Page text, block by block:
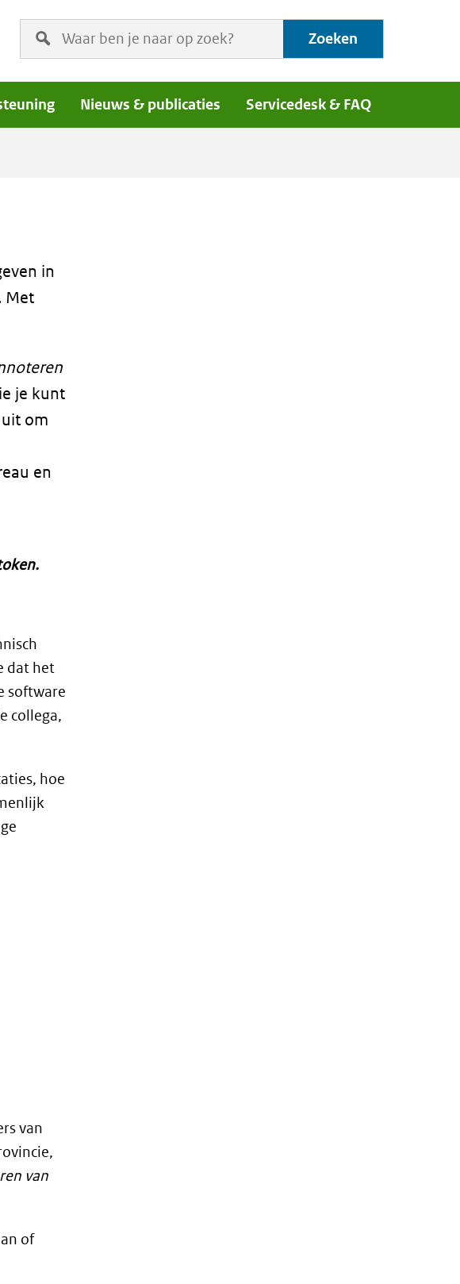
Vul
een
zoekterm
in
Zoeken
Nieuws & publicaties Servicedesk & FAQ
in
Met
je kunt
om
en
dat het
software
collega,
hoe
van
van
of